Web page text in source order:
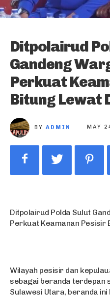
Ditpolairud
Gandeng
Perkuat
Bitung Lewat
BY ADMIN MAY
Ditpolairud Polda Sulut
Perkuat Keamanan Pesisir
Wilayah pesisir dan
sebagai beranda terdepan
Sulawesi Utara, beranda